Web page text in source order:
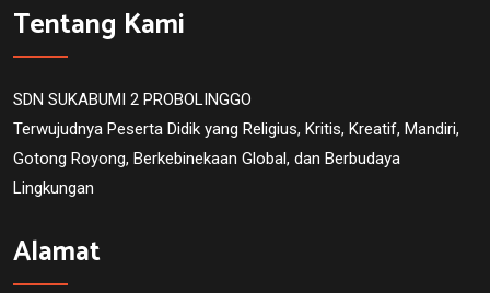
Tentang Kami
SDN SUKABUMI 2 PROBOLINGGO
Terwujudnya Peserta Didik yang Religius, Kritis, Kreatif, Mandiri,
Gotong Royong, Berkebinekaan Global, dan Berbudaya
Lingkungan
Alamat